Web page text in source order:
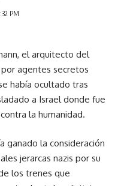
PM
el arquitecto del
agentes secretos
había ocultado tras
a Israel donde fue
la humanidad.
ganado la consideración
jerarcas nazis por su
los trenes que